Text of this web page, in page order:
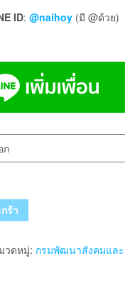
ID: @naihoy (มี @ด้วย)
ร้า
วดหมู่: กรมพัฒนาสังคมแล